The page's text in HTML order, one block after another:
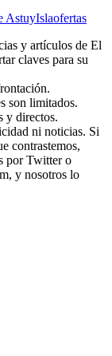
AstuyIslaofertas
y artículos de El
claves para su
son limitados.
y directos.
ni noticias. Si
contrastemos,
por Twitter o
y nosotros lo